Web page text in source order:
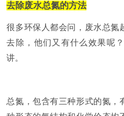
去除废水总氮的方法
很多环保人都会问，废水总氮
去除，他们又有什么效果呢
讲。
总氮，包含有三种形式的氮，